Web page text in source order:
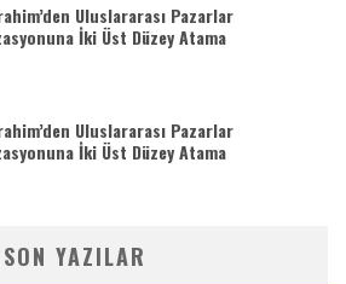
Uluslararası Pazarlar
İki Üst Düzey Atama
Uluslararası Pazarlar
İki Üst Düzey Atama
SON YAZILAR